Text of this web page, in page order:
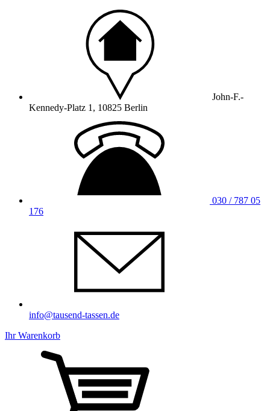
John-F.-
Kennedy-Platz 1, 10825 Berlin
030 / 787 05
176
info@tausend-tassen.de
Ihr Warenkorb